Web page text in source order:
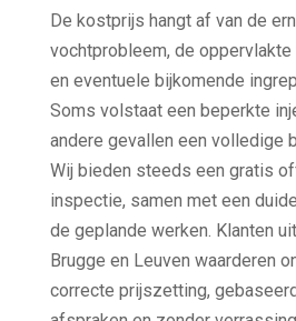
De kostprijs hangt af van de
vochtprobleem, de oppervlakte
en eventuele bijkomende
Soms volstaat een beperkte
andere gevallen een volledige
Wij bieden steeds een gratis
inspectie, samen met een
de geplande werken. Klanten
Brugge en Leuven waarderen
correcte prijszetting,